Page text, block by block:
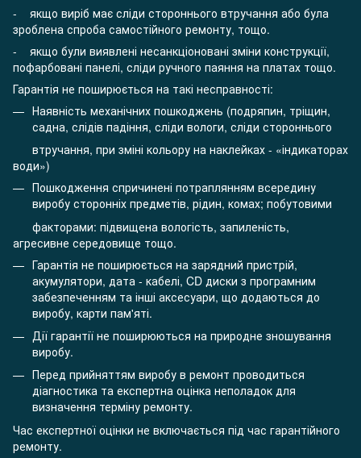
- якщо виріб має сліди стороннього втручання або була
зроблена спроба самостійного ремонту, тощо.
- якщо були виявлені несанкціоновані зміни конструкції,
пофарбовані панелі, сліди ручного паяння на платах тощо.
Гарантія не поширюється на такі несправності:
Наявність механічних пошкоджень (подряпин, тріщин,
садна, слідів падіння, сліди вологи, сліди стороннього
втручання, при зміні кольору на наклейках - «індикаторах
води»)
Пошкодження спричинені потраплянням всередину
виробу сторонніх предметів, рідин, комах; побутовими
факторами: підвищена вологість, запиленість,
агресивне середовище тощо.
Гарантія не поширюється на зарядний пристрій,
акумулятори, дата - кабелі, CD диски з програмним
забезпеченням та інші аксесуари, що додаються до
виробу, карти пам'яті.
Дії гарантії не поширюються на природне зношування
виробу.
Перед прийняттям виробу в ремонт проводиться
діагностика та експертна оцінка неполадок для
визначення терміну ремонту.
Час експертної оцінки не включається під час гарантійного
ремонту.